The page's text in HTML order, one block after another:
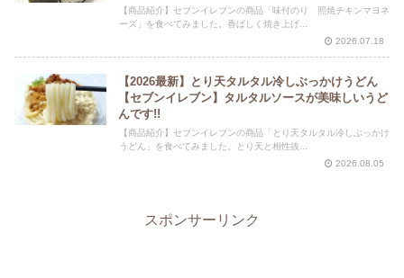
【商品紹介】セブンイレブンの商品「味付のり 照焼チキンマヨネ
ーズ」を食べてみました。香ばしく焼き上げ...
2026.07.18
【2026最新】とり天タルタル冷しぶっかけうどん
【セブンイレブン】タルタルソースが美味しいうど
んです!!
【商品紹介】セブンイレブンの商品「とり天タルタル冷しぶっかけ
うどん」を食べてみました。とり天と相性抜...
2026.08.05
スポンサーリンク